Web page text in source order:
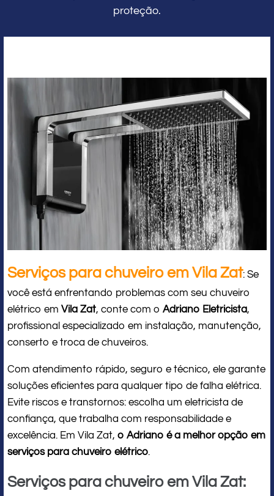
proteção.
Serviços para chuveiro em Vila Zat: Se
você está enfrentando problemas com seu chuveiro
elétrico em Vila Zat, conte com o Adriano Eletricista,
profissional especializado em instalação, manutenção,
conserto e troca de chuveiros.
Com atendimento rápido, seguro e técnico, ele garante
soluções eficientes para qualquer tipo de falha elétrica.
Evite riscos e transtornos: escolha um eletricista de
confiança, que trabalha com responsabilidade e
excelência. Em Vila Zat, o Adriano é a melhor opção em
serviços para chuveiro elétrico.
Serviços para chuveiro em Vila Zat: